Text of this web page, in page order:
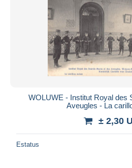
WOLUWE - Institut Royal des
Aveugles - La
± 2,30
Estatus